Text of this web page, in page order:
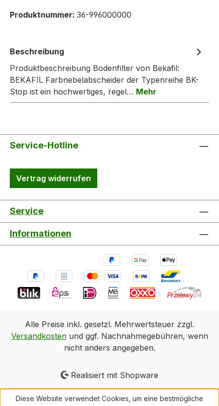
Produktnummer: 36-996000000
Beschreibung
Produktbeschreibung Bodenfilter von Bekafil:
BEKAFIL Farbnebelabscheider der Typenreihe BK-
Stop ist ein hochwertiges, regel… Mehr
Service-Hotline
Vertrag widerrufen
Service
Informationen
Alle Preise inkl. gesetzl. Mehrwertsteuer zzgl.
Versandkostenund ggf. Nachnahmegebühren, wenn
nicht anders angegeben.
Realisiert mit Shopware
Diese Website verwendet Cookies, um eine bestmögliche